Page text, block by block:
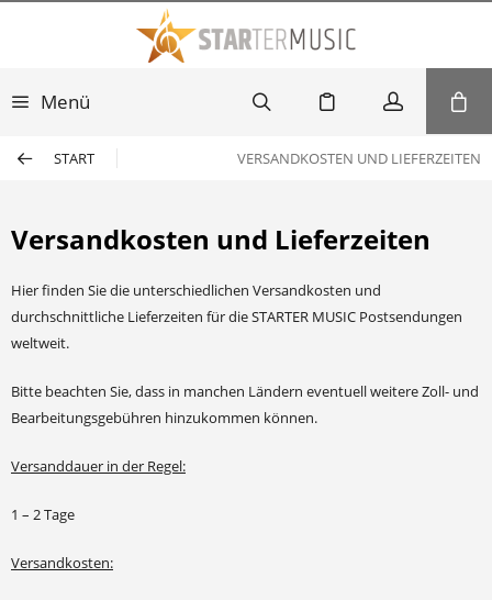
Menü
START VERSANDKOSTEN UND LIEFERZEITEN
Versandkosten und Lieferzeiten
Hier finden Sie die unterschiedlichen Versandkosten und
durchschnittliche Lieferzeiten für die STARTER MUSIC Postsendungen
weltweit.
Bitte beachten Sie, dass in manchen Ländern eventuell weitere Zoll- und
Bearbeitungsgebühren hinzukommen können.
Versanddauer in der Regel:
1 – 2 Tage
Versandkosten: